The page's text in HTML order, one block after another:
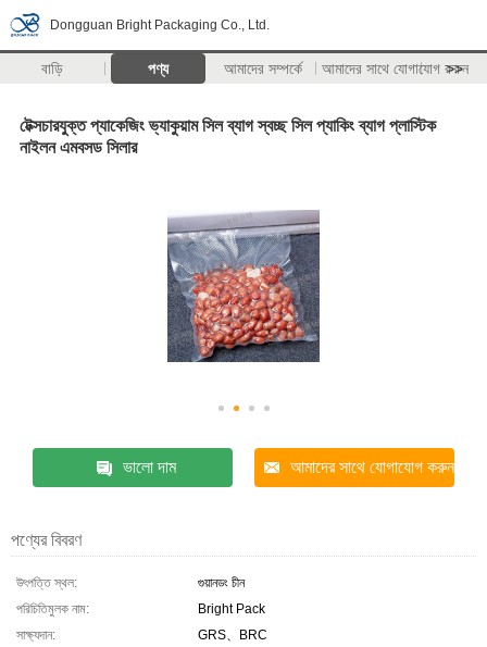
Dongguan Bright Packaging Co., Ltd.
বাড়ি পণ্য আমাদের সম্পর্কে আমাদের সাথে যোগাযোগ করুন
>>
টেক্সচারযুক্ত প্যাকেজিং ভ্যাকুয়াম সিল ব্যাগ স্বচ্ছ সিল প্যাকিং ব্যাগ প্লাস্টিক
নাইলন এমবসড সিলার
ভালো দাম আমাদের সাথে যোগাযোগ করুন
পণ্যের বিবরণ
উৎপত্তি স্থল:
গুয়ানডং চীন
পরিচিতিমুলক নাম:
Bright Pack
সাক্ষ্যদান:
GRS、BRC